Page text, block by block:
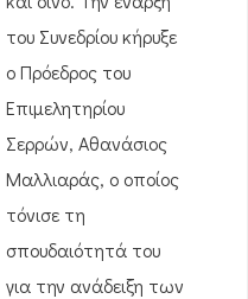
του Συνεδρίου κήρυξε
ο Πρόεδρος του
Επιμελητηρίου
Σερρών, Αθανάσιος
Μαλλιαράς, ο οποίος
τόνισε τη
σπουδαιότητά του
για την ανάδειξη των